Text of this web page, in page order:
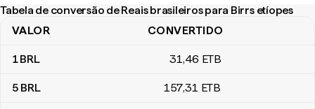
Tabela de conversão de Reais brasileiros para Birrs etíopes
Tabela de conversão de Reais brasileiros para Birrs etíopes
VALOR CONVERTIDO
1BRL 31,46 ETB
5 BRL 157,31 ETB